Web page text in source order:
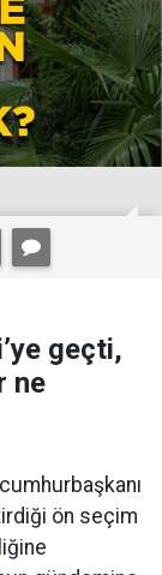
geçti,
ne
ön seçim